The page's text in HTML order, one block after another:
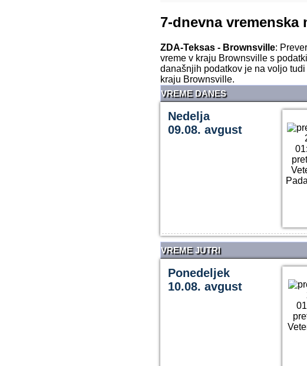
7-dnevna
ZDA-Teksas - Brownsville:
vreme v kraju Brownsville s
današnjih podatkov je na voljo
kraju Brownsville.
VREME DANES
Nedelja
09.08. avgust
VREME JUTRI
Ponedeljek
10.08. avgust